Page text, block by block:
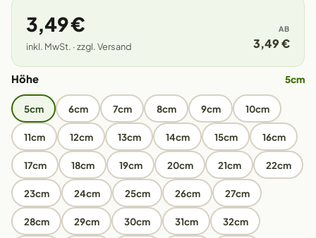
3,49 €
inkl. MwSt. · zzgl. Versand
AB
3,49 €
Höhe 5cm
5cm 6cm 7cm 8cm 9cm 10cm
11cm 12cm 13cm 14cm 15cm 16cm
17cm 18cm 19cm 20cm 21cm 22cm
23cm 24cm 25cm 26cm 27cm
28cm 29cm 30cm 31cm 32cm